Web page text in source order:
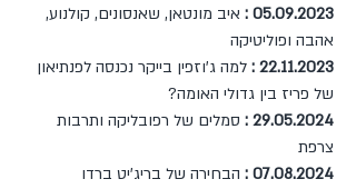
05.09.2023
: איב מונטאן, שאנסונים, קולנוע,
אהבה ופוליטיקה
22.11.2023
: למה ג'וזפין בייקר נכנסה לפנתיאון
של פריז בין גדולי האומה?
29.05.2024
: סמלים של רפובליקה ותרבות
צרפת
07.08.2024
: הבחירה של בריג'יט ברדו